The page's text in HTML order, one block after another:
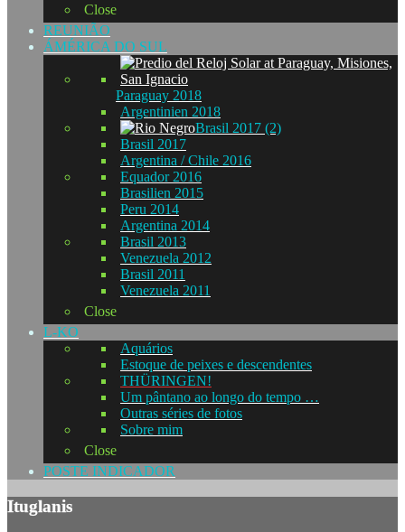
Close
REUNIÃO
ÁMÉRICA DO SUL
Paraguay 2018
Argentinien 2018
Brasil 2017 (2)
Brasil 2017
Argentina / Chile 2016
Equador 2016
Brasilien 2015
Peru 2014
Argentina 2014
Brasil 2013
Venezuela 2012
Brasil 2011
Venezuela 2011
Close
L-KO
Aquários
Estoque de peixes e descendentes
THÜRINGEN!
Um pântano ao longo do tempo …
Outras séries de fotos
Sobre mim
Close
POSTE INDICADOR
Ituglanis